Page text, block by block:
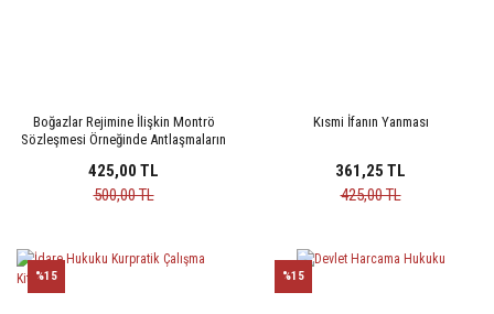
Boğazlar Rejimine İlişkin Montrö
Sözleşmesi Örneğinde Antlaşmaların
Sonraki Uygulamanın İncelenmesi
425,00 TL
500,00 TL
Kısmi İfanın Yanması
361,25 TL
425,00 TL
%15 %15